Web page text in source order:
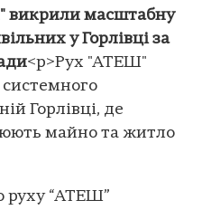
викрили масштабну
у Горлівці за
<p>Рух "АТЕШ"
Горлівці, де
майно та житло
руху “АТЕШ”